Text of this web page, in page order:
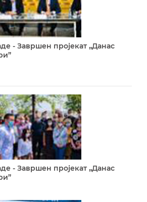
- Завршен пројекат „Данас
- Завршен пројекат „Данас